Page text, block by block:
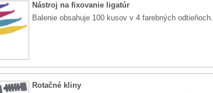
Nástroj na fixovanie ligatúr
Balenie obsahuje 100 kusov v 4 farebných odtieňoch.
Rotačné kliny